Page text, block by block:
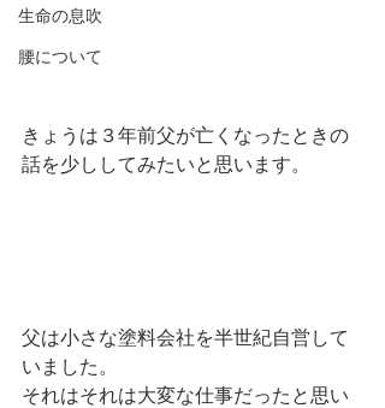
生命の息吹
腰について
きょうは３年前父が亡くなったときの
話を少ししてみたいと思います。
父は小さな塗料会社を半世紀自営して
いました。
それはそれは大変な仕事だったと思い